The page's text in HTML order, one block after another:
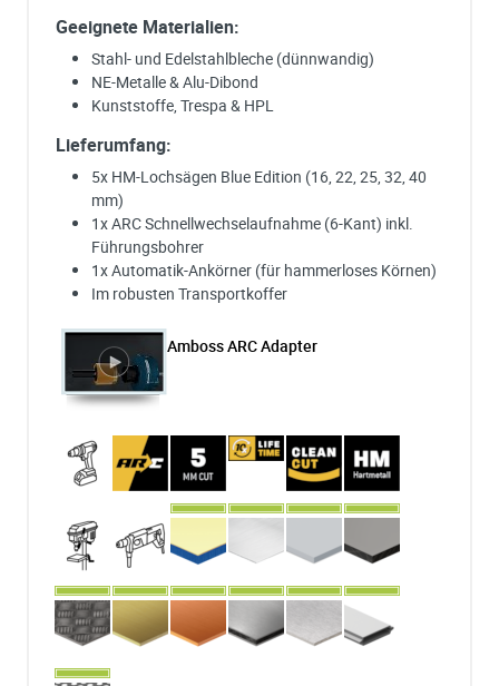
Geeignete Materialien:
Stahl- und Edelstahlbleche (dünnwandig)
NE-Metalle & Alu-Dibond
Kunststoffe, Trespa & HPL
Lieferumfang:
5x HM-Lochsägen Blue Edition (16, 22, 25, 32, 40
mm)
1x ARC Schnellwechselaufnahme (6-Kant) inkl.
Führungsbohrer
1x Automatik-Ankörner (für hammerloses Körnen)
Im robusten Transportkoffer
Amboss ARC Adapter